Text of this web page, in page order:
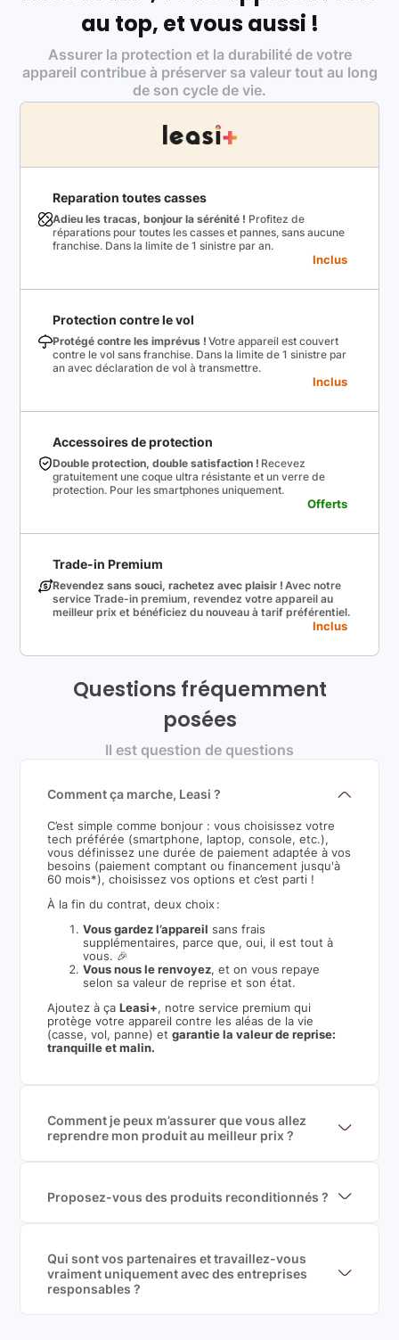
au top, et vous aussi !
Assurer la protection et la durabilité de votre
appareil contribue à préserver sa valeur tout au long
de son cycle de vie.
Reparation toutes casses
Adieu les tracas, bonjour la sérénité ! Profitez de
réparations pour toutes les casses et pannes, sans aucune
franchise. Dans la limite de 1 sinistre par an.
Inclus
Protection contre le vol
Protégé contre les imprévus ! Votre appareil est couvert
contre le vol sans franchise. Dans la limite de 1 sinistre par
an avec déclaration de vol à transmettre.
Inclus
Accessoires de protection
Double protection, double satisfaction ! Recevez
gratuitement une coque ultra résistante et un verre de
protection. Pour les smartphones uniquement.
Offerts
Trade-in Premium
Revendez sans souci, rachetez avec plaisir ! Avec notre
service Trade-in premium, revendez votre appareil au
meilleur prix et bénéficiez du nouveau à tarif préférentiel.
Inclus
Questions fréquemment
posées
Il est question de questions
Comment ça marche, Leasi ?
C’est simple comme bonjour : vous choisissez votre
tech préférée (smartphone, laptop, console, etc.),
vous définissez une durée de paiement adaptée à vos
besoins (paiement comptant ou financement jusqu'à
60 mois*), choisissez vos options et c’est parti !
À la fin du contrat, deux choix :
Vous gardez l’appareil sans frais
supplémentaires, parce que, oui, il est tout à
vous. 🎉
Vous nous le renvoyez, et on vous repaye
selon sa valeur de reprise et son état.
Ajoutez à ça Leasi+, notre service premium qui
protège votre appareil contre les aléas de la vie
(casse, vol, panne) etgarantie la valeur de reprise:
tranquille et malin.
Comment je peux m’assurer que vous allez
reprendre mon produit au meilleur prix ?
garantir le meilleur prix de rachat. De plus, nous
sommes rémunéré à la commission sur la valeur de
Proposez-vous des produits reconditionnés ?
produits officiels de grandes marques et du
reconditionné de haute qualité
Qui sont vos partenaires et travaillez-vous
vraiment uniquement avec des entreprises
responsables ?